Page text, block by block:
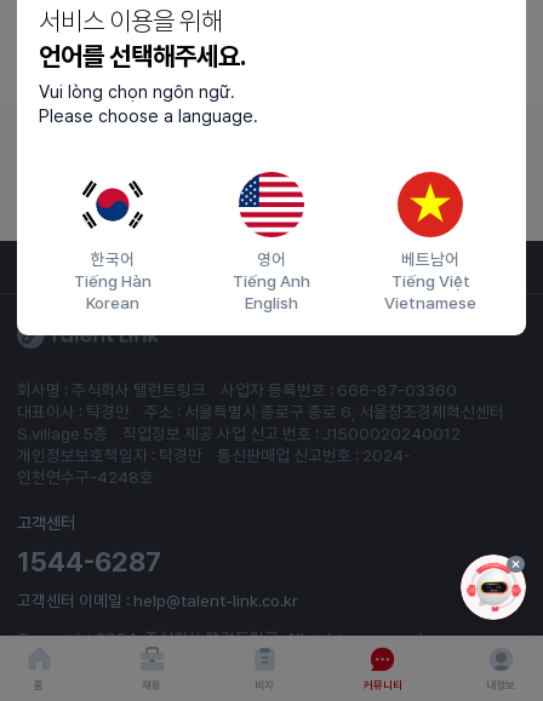
서비스 이용을 위해
언어를 선택해주세요.
Vui lòng chọn ngôn ngữ.
Please choose a language.
한국어
Tiếng Hàn
Korean
영어
Tiếng Anh
English
베트남어
Tiếng Việt
Vietnamese
홈 채용 비자 커뮤니티 내정보
서비스이용약관 개인이용처리방침
회사명 : 주식회사 탤런트링크
사업자 등록번호 : 666-87-03360
대표이사 : 탁경만
주소 : 서울특별시 종로구 종로 6, 서울창조경제혁신센터
S.village 5층
직업정보 제공 사업 신고 번호 : J1500020240012
개인정보보호책임자 : 탁경만
통신판매업 신고번호 : 2024-
인천연수구-4248호
고객센터
1544-6287
고객센터 이메일 : help@talent-link.co.kr
Copyright 2024. 주식회사 탤런트링크. All rights reserved.